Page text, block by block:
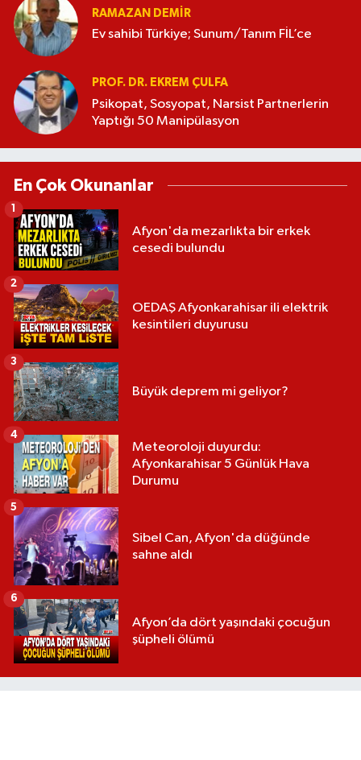
RAMAZAN DEMİR
Ev sahibi Türkiye; Sunum/Tanım FİL’ce
PROF. DR. EKREM ÇULFA
Psikopat, Sosyopat, Narsist Partnerlerin
Yaptığı 50 Manipülasyon
En Çok Okunanlar
Afyon'da mezarlıkta bir erkek
cesedi bulundu
1
OEDAŞ Afyonkarahisar ili elektrik
kesintileri duyurusu
2
Büyük deprem mi geliyor?
3
Meteoroloji duyurdu:
Afyonkarahisar 5 Günlük Hava
Durumu
4
Sibel Can, Afyon'da düğünde
sahne aldı
5
Afyon’da dört yaşındaki çocuğun
şüpheli ölümü
6